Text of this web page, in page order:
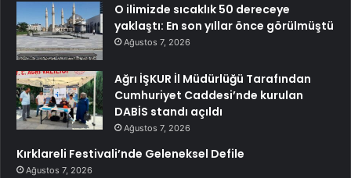
O ilimizde sıcaklık 50 dereceye
yaklaştı: En son yıllar önce görülmüştü
Ağustos 7, 2026
Ağrı İŞKUR İl Müdürlüğü Tarafından
Cumhuriyet Caddesi’nde kurulan
DABİS standı açıldı
Ağustos 7, 2026
Kırklareli Festivali’nde Geleneksel Defile
Ağustos 7, 2026